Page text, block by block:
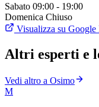
Sabato 09:00 - 19:00
Domenica Chiuso
Visualizza su Google
Altri esperti e
Vedi altro a Osimo
M